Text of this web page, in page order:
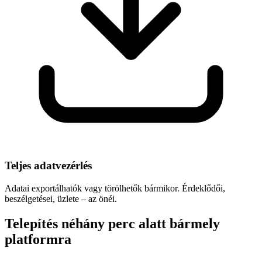
Teljes adatvezérlés
Adatai exportálhatók vagy törölhetők bármikor. Érdeklődői,
beszélgetései, üzlete – az önéi.
Telepítés néhány perc alatt bármely
platformra